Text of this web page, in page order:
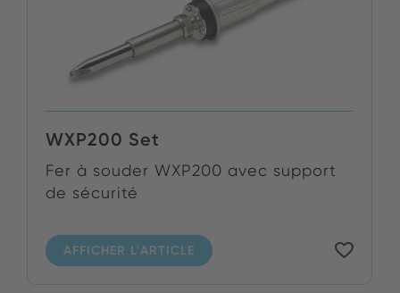
WXP200 Set
Fer à souder WXP200 avec support
de sécurité
AFFICHER L'ARTICLE